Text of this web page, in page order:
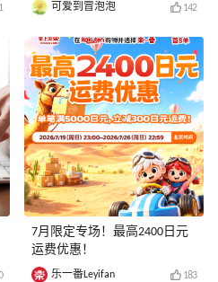
可爱到冒泡泡 142
7月限定专场！最高2400日元
运费优惠！
乐一番Leyifan 183